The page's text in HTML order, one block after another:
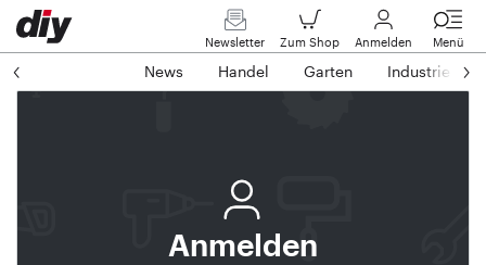
Newsletter Zum Shop Anmelden Menü
News Handel Garten Industrie
Anmelden